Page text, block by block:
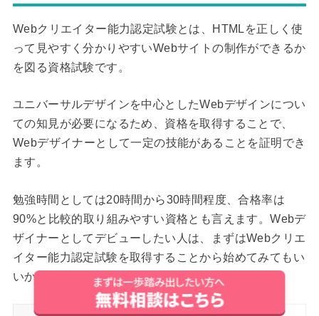
Webクリエイター能力認定試験とは、HTMLを正しく使
って見やすく分かりやすいWebサイトの制作ができるか
を図る資格試験です。
ユニバーサルデザインを中心としたWebデザインについ
ての知見が必要になるため、資格を取得することで、
Webデザイナーとして一定の技能があることを証明でき
ます。
勉強時間としては20時間から30時間程度、合格率は
90%と比較的取り組みやすい資格とも言えます。Webデ
ザイナーとしてデビューしたい人は、まずはWebクリエ
イター能力認定試験を取得することから始めてみてもい
いかもしれません。